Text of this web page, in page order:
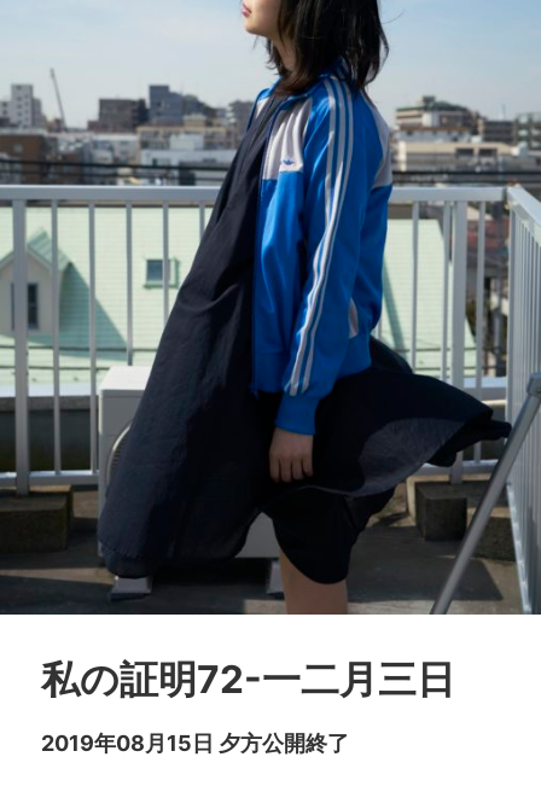
私の証明72-一二月三日
2019年08月15日 夕方公開終了